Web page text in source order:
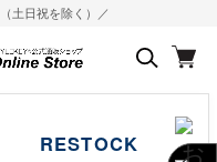
RESTOCK